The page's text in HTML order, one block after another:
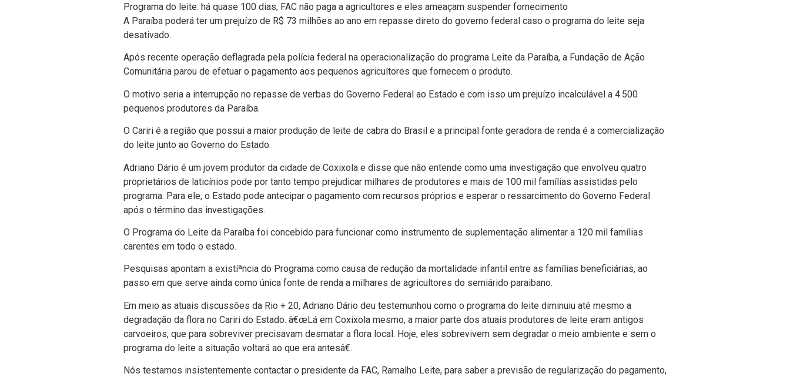
Programa do leite: há quase 100 dias, FAC não paga a agricultores e eles ameaçam suspender fornecimento
A Paraí­ba poderá ter um prejuí­zo de R$ 73 milhões ao ano em repasse direto do governo federal caso o programa do leite seja
desativado.
Após recente operação deflagrada pela polí­cia federal na operacionalização do programa Leite da Paraí­ba, a Fundação de Ação
Comunitária parou de efetuar o pagamento aos pequenos agricultores que fornecem o produto.
O motivo seria a interrupção no repasse de verbas do Governo Federal ao Estado e com isso um prejuí­zo incalculável a 4.500
pequenos produtores da Paraí­ba.
O Cariri é a região que possui a maior produção de leite de cabra do Brasil e a principal fonte geradora de renda é a comercialização
do leite junto ao Governo do Estado.
Adriano Dário é um jovem produtor da cidade de Coxixola e disse que não entende como uma investigação que envolveu quatro
proprietários de laticí­nios pode por tanto tempo prejudicar milhares de produtores e mais de 100 mil famí­lias assistidas pelo
programa. Para ele, o Estado pode antecipar o pagamento com recursos próprios e esperar o ressarcimento do Governo Federal
após o término das investigações.
O Programa do Leite da Paraí­ba foi concebido para funcionar como instrumento de suplementação alimentar a 120 mil famí­lias
carentes em todo o estado.
Pesquisas apontam a existíªncia do Programa como causa de redução da mortalidade infantil entre as famí­lias beneficiárias, ao
passo em que serve ainda como única fonte de renda a milhares de agricultores do semiárido paraibano.
Em meio as atuais discussões da Rio + 20, Adriano Dário deu testemunhou como o programa do leite diminuiu até mesmo a
degradação da flora no Cariri do Estado. â€œLá em Coxixola mesmo, a maior parte dos atuais produtores de leite eram antigos
carvoeiros, que para sobreviver precisavam desmatar a flora local. Hoje, eles sobrevivem sem degradar o meio ambiente e sem o
programa do leite a situação voltará ao que era antesâ€.
Nós testamos insistentemente contactar o presidente da FAC, Ramalho Leite, para saber a previsão de regularização do pagamento,